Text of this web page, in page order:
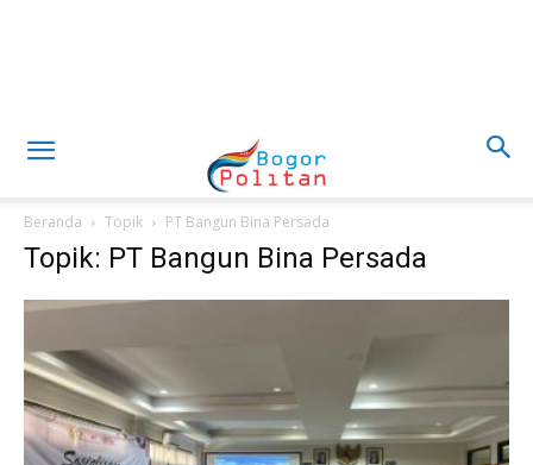
Beranda Topik PT Bangun Bina Persada
Topik: PT Bangun Bina Persada